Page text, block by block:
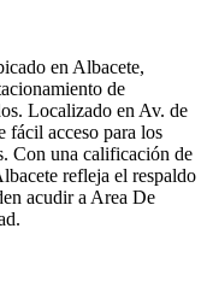
en Albacete,
de
Localizado en Av. de
fácil acceso para los
Con una calificación de
refleja el respaldo
acudir a Area De